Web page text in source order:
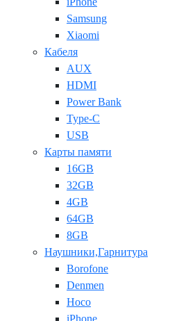
Samsung
Xiaomi
Кабеля
AUX
HDMI
Power Bank
Type-C
USB
Карты памяти
16GB
32GB
4GB
64GB
8GB
Наушники,Гарнитура
Borofone
Denmen
Hoco